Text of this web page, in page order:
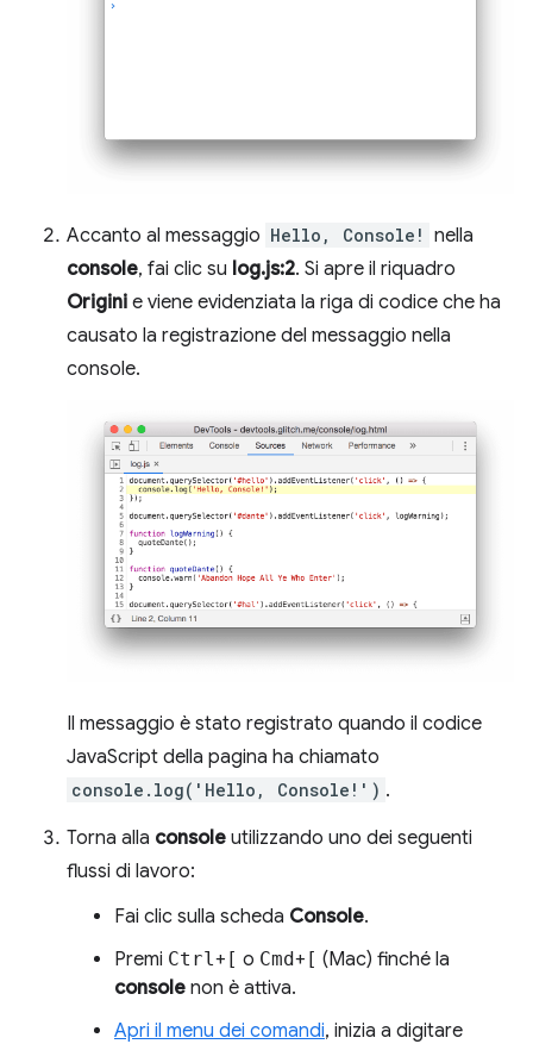
Accanto al messaggio Hello, Console! nella
console, fai clic su log.js:2. Si apre il riquadro
Origini e viene evidenziata la riga di codice che ha
causato la registrazione del messaggio nella
console.
Il messaggio è stato registrato quando il codice
JavaScript della pagina ha chiamato
console.log('Hello, Console!') .
Torna alla console utilizzando uno dei seguenti
flussi di lavoro:
Fai clic sulla scheda Console.
Premi Ctrl+ [ o Cmd+ [ (Mac) finché la
console non è attiva.
Apri il menu dei comandi, inizia a digitare